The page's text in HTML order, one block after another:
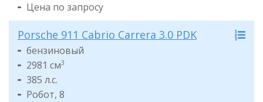
Цена по запросу
Porsche 911 Cabrio Carrera 3.0 PDK
бензиновый
2981 см3
385 л.с.
Робот, 8